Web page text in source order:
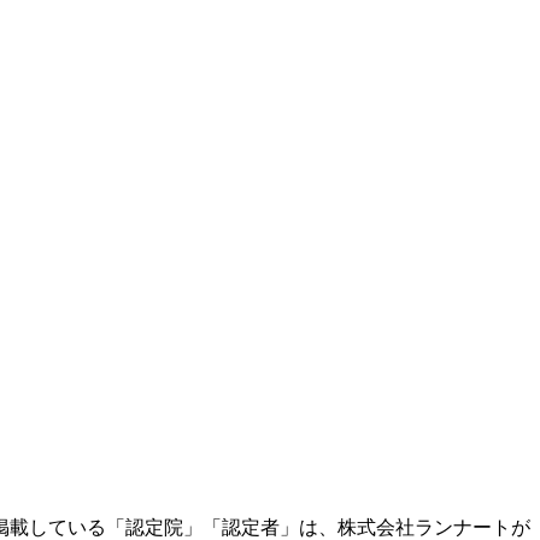
している「認定院」「認定者」は、株式会社ランナートが